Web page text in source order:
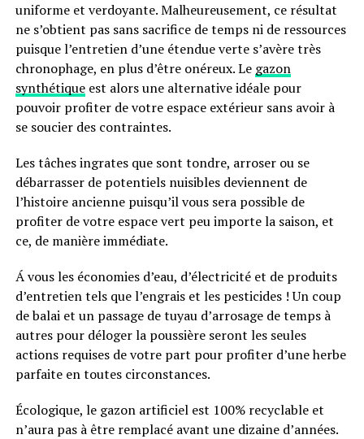
uniforme et verdoyante. Malheureusement, ce résultat
ne s’obtient pas sans sacrifice de temps ni de ressources
puisque l’entretien d’une étendue verte s’avère très
chronophage, en plus d’être onéreux. Le gazon
synthétiqueest alors une alternative idéale pour
pouvoir profiter de votre espace extérieur sans avoir à
se soucier des contraintes.
Les tâches ingrates que sont tondre, arroser ou se
débarrasser de potentiels nuisibles deviennent de
l’histoire ancienne puisqu’il vous sera possible de
profiter de votre espace vert peu importe la saison, et
ce, de manière immédiate.
Á vous les économies d’eau, d’électricité et de produits
d’entretien tels que l’engrais et les pesticides ! Un coup
de balai et un passage de tuyau d’arrosage de temps à
autres pour déloger la poussière seront les seules
actions requises de votre part pour profiter d’une herbe
parfaite en toutes circonstances.
Écologique, le gazon artificiel est 100% recyclable et
n’aura pas à être remplacé avant une dizaine d’années.